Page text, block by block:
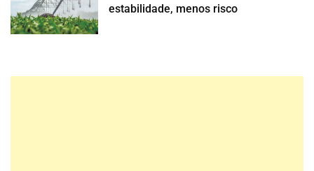
estabilidade, menos risco